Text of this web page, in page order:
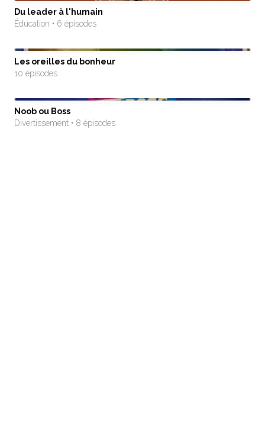
Du leader à l'humain
Éducation • 6 épisodes
Les oreilles du bonheur
10 épisodes
Noob ou Boss
Divertissement • 8 épisodes